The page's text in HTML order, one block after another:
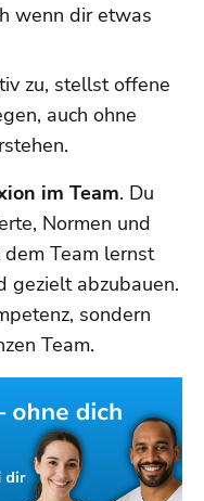
wenn dir etwas
zu, stellst offene
auch ohne
im Team. Du
Normen und
Team lernst
gezielt abzubauen.
sondern
Team.